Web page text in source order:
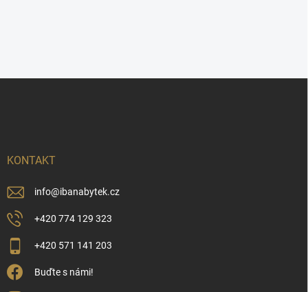
KONTAKT
info@ibanabytek.cz
+420 774 129 323
+420 571 141 203
Buďte s námi!